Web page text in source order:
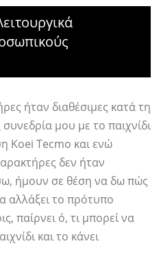
ήταν διαθέσιμες κατά τη
συνεδρία μου με το παιχνίδι
Koei Tecmo και ενώ
δεν ήταν
ήμουν σε θέση να δω πώς
αλλάξει το πρότυπο
παίρνει ό, τι μπορεί να
και το κάνει